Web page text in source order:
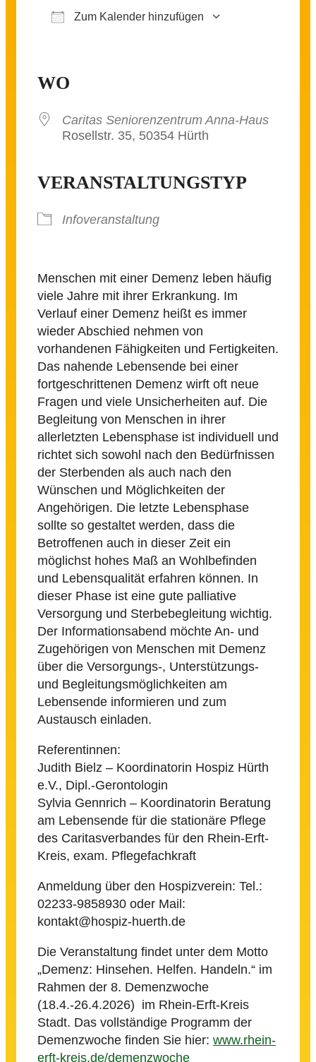
Zum Kalender hinzufügen
WO
Caritas Seniorenzentrum Anna-Haus
Rosellstr. 35, 50354 Hürth
VERANSTALTUNGSTYP
Infoveranstaltung
Menschen mit einer Demenz leben häufig
viele Jahre mit ihrer Erkrankung. Im
Verlauf einer Demenz heißt es immer
wieder Abschied nehmen von
vorhandenen Fähigkeiten und Fertigkeiten.
Das nahende Lebensende bei einer
fortgeschrittenen Demenz wirft oft neue
Fragen und viele Unsicherheiten auf. Die
Begleitung von Menschen in ihrer
allerletzten Lebensphase ist individuell und
richtet sich sowohl nach den Bedürfnissen
der Sterbenden als auch nach den
Wünschen und Möglichkeiten der
Angehörigen. Die letzte Lebensphase
sollte so gestaltet werden, dass die
Betroffenen auch in dieser Zeit ein
möglichst hohes Maß an Wohlbefinden
und Lebensqualität erfahren können. In
dieser Phase ist eine gute palliative
Versorgung und Sterbebegleitung wichtig.
Der Informationsabend möchte An- und
Zugehörigen von Menschen mit Demenz
über die Versorgungs-, Unterstützungs-
und Begleitungsmöglichkeiten am
Lebensende informieren und zum
Austausch einladen.
Referentinnen:
Judith Bielz – Koordinatorin Hospiz Hürth
e.V., Dipl.-Gerontologin
Sylvia Gennrich – Koordinatorin Beratung
am Lebensende für die stationäre Pflege
des Caritasverbandes für den Rhein-Erft-
Kreis, exam. Pflegefachkraft
Anmeldung über den Hospizverein: Tel.:
02233-9858930 oder Mail:
kontakt@hospiz-huerth.de
Die Veranstaltung findet unter dem Motto
„Demenz: Hinsehen. Helfen. Handeln.“ im
Rahmen der 8. Demenzwoche
(18.4.-26.4.2026) im Rhein-Erft-Kreis
Stadt. Das vollständige Programm der
Demenzwoche finden Sie hier: www.rhein-
erft-kreis.de/demenzwoche